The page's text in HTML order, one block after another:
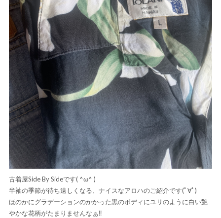
古着屋Side By Sideです( ^ω^ )
半袖の季節が待ち遠しくなる、ナイスなアロハのご紹介です(ﾟ∀ﾟ)
ほのかにグラデーションのかかった黒のボディにユリのように白い艶
やかな花柄がたまりませんなぁ‼️